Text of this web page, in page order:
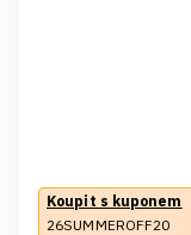
Koupit s kuponem
26SUMMEROFF20